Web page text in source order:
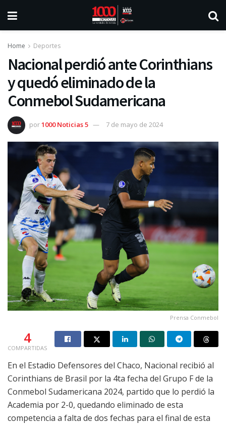
Home Deportes
Nacional perdió ante Corinthians
y quedó eliminado de la
Conmebol Sudamericana
por1000 Noticias 5 7 de mayo de 2024
Prensa Conmebol
4
COMPARTIDAS
En el Estadio Defensores del Chaco, Nacional recibió al
Corinthians de Brasil por la 4ta fecha del Grupo F de la
Conmebol Sudamericana 2024, partido que lo perdió la
Academia por 2-0, quedando eliminado de esta
competencia a falta de dos fechas para el final de esta